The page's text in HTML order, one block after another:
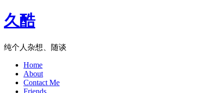
久酷
纯个人杂想、随谈
Home
About
Contact Me
Friends